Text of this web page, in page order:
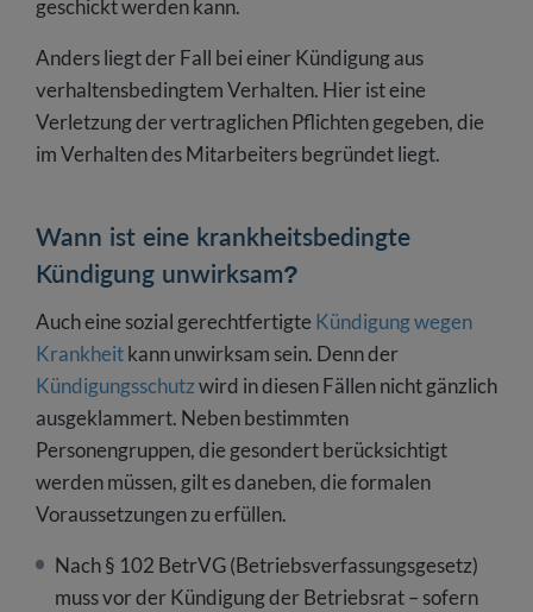
geschickt werden kann.
Anders liegt der Fall bei einer Kündigung aus
verhaltensbedingtem Verhalten. Hier ist eine
Verletzung der vertraglichen Pflichten gegeben, die
im Verhalten des Mitarbeiters begründet liegt.
Wann ist eine krankheitsbedingte
Kündigung unwirksam?
Auch eine sozial gerechtfertigte Kündigung wegen
Krankheitkann unwirksam sein. Denn der
Kündigungsschutzwird in diesen Fällen nicht gänzlich
ausgeklammert. Neben bestimmten
Personengruppen, die gesondert berücksichtigt
werden müssen, gilt es daneben, die formalen
Voraussetzungen zu erfüllen.
Nach § 102 BetrVG (Betriebsverfassungsgesetz)
muss vor der Kündigung der Betriebsrat – sofern